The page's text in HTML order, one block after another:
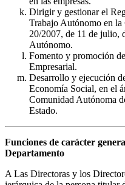
Dirigir y gestionar el
Trabajo Autónomo en
20/2007, de 11 de julio,
Autónomo.
Fomento y promoción
Empresarial.
Desarrollo y ejecución
Economía Social, en el
Comunidad Autónoma
Estado.
Funciones de carácter
Departamento
A Las Directoras y los